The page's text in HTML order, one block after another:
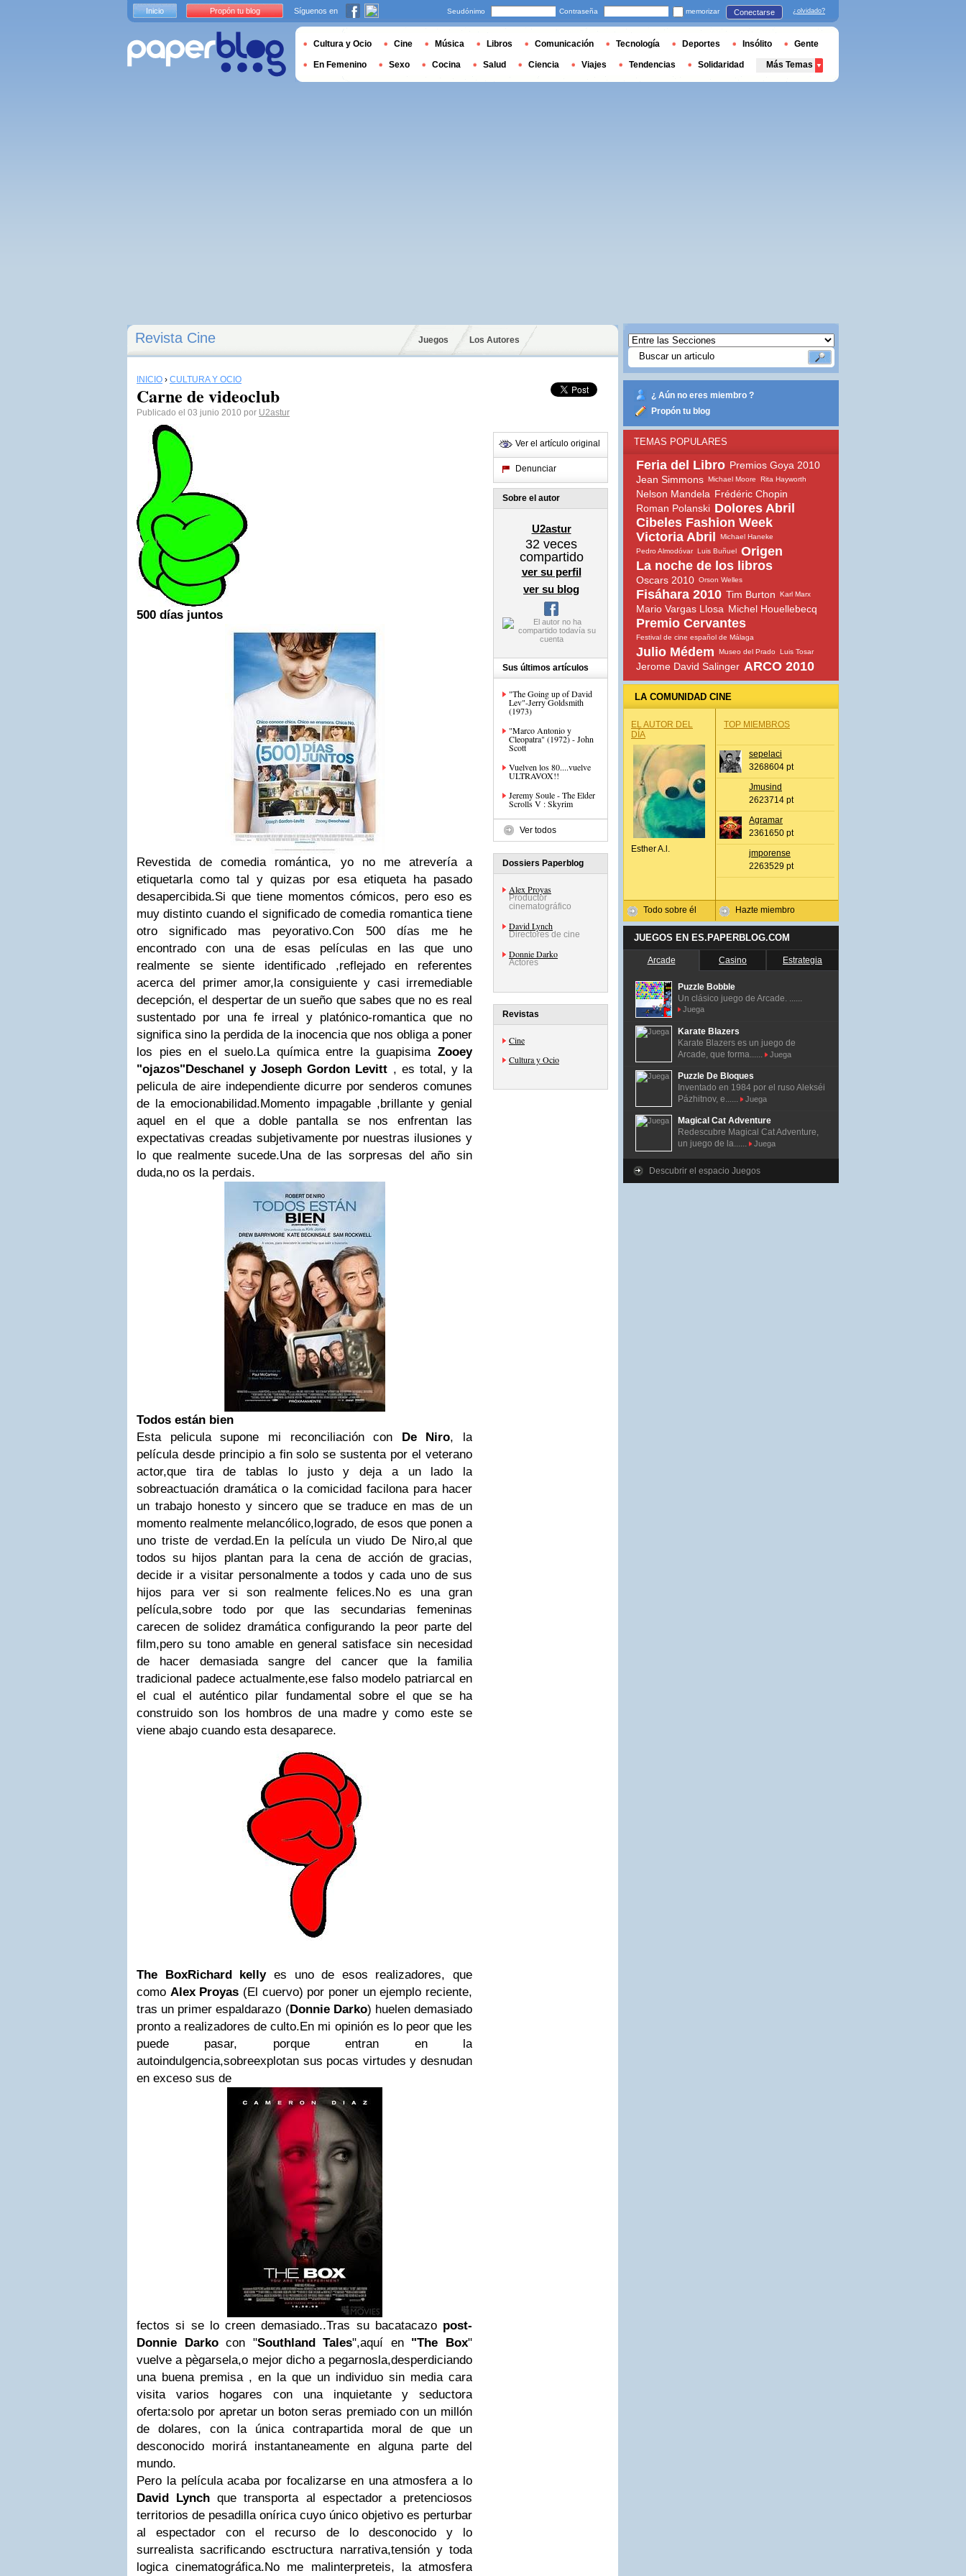
Revista Cine Juegos Los Autores
INICIO › CULTURA Y OCIO
Carne de videoclub
Publicado el 03 junio 2010 por U2astur
500 días juntos
Revestida de comedia romántica, yo no me atrevería a
etiquetarla como tal y quizas por esa etiqueta ha pasado
desapercibida.Si que tiene momentos cómicos, pero eso es
muy distinto cuando el significado de comedia romantica tiene
otro significado mas peyorativo.Con 500 días me he
encontrado con una de esas películas en las que uno
realmente se siente identificado ,reflejado en referentes
acerca del primer amor,la consiguiente y casi irremediable
decepción, el despertar de un sueño que sabes que no es real
sustentado por una fe irreal y platónico-romantica que no
significa sino la perdida de la inocencia que nos obliga a poner
los pies en el suelo.La química entre la guapisima Zooey
"ojazos"Deschanel y Joseph Gordon Levitt , es total, y la
pelicula de aire independiente dicurre por senderos comunes
de la emocionabilidad.Momento impagable ,brillante y genial
aquel en el que a doble pantalla se nos enfrentan las
expectativas creadas subjetivamente por nuestras ilusiones y
lo que realmente sucede.Una de las sorpresas del año sin
duda,no os la perdais.
Todos están bien
Esta pelicula supone mi reconciliación con De Niro, la
película desde principio a fin solo se sustenta por el veterano
actor,que tira de tablas lo justo y deja a un lado la
sobreactuación dramática o la comicidad facilona para hacer
un trabajo honesto y sincero que se traduce en mas de un
momento realmente melancólico,logrado, de esos que ponen a
uno triste de verdad.En la película un viudo De Niro,al que
todos su hijos plantan para la cena de acción de gracias,
decide ir a visitar personalmente a todos y cada uno de sus
hijos para ver si son realmente felices.No es una gran
película,sobre todo por que las secundarias femeninas
carecen de solidez dramática configurando la peor parte del
film,pero su tono amable en general satisface sin necesidad
de hacer demasiada sangre del cancer que la familia
tradicional padece actualmente,ese falso modelo patriarcal en
el cual el auténtico pilar fundamental sobre el que se ha
construido son los hombros de una madre y como este se
viene abajo cuando esta desaparece.
The BoxRichard kellyes uno de esos realizadores, que
como Alex Proyas (El cuervo) por poner un ejemplo reciente,
tras un primer espaldarazo (Donnie Darko) huelen demasiado
pronto a realizadores de culto.En mi opinión es lo peor que les
puede pasar, porque entran en la
autoindulgencia,sobreexplotan sus pocas virtudes y desnudan
en exceso sus de
fectos si se lo creen demasiado..Tras su bacatacazo post-
Donnie Darkocon "Southland Tales",aquí en "The Box"
vuelve a pègarsela,o mejor dicho a pegarnosla,desperdiciando
una buena premisa , en la que un individuo sin media cara
visita varios hogares con una inquietante y seductora
oferta:solo por apretar un boton seras premiado con un millón
de dolares, con la única contrapartida moral de que un
desconocido morirá instantaneamente en alguna parte del
mundo.
Pero la película acaba por focalizarse en una atmosfera a lo
David Lynch que transporta al espectador a pretenciosos
territorios de pesadilla onírica cuyo único objetivo es perturbar
al espectador con el recurso de lo desconocido y lo
surrealista sacrificando esctructura narrativa,tensión y toda
logica cinematográfica.No me malinterpreteis, la atmosfera
Ver el artículo original
Denunciar
Sobre el autor
U2astur
32 veces
compartido
ver su perfil
ver su blog
Sus últimos artículos
"The Going up of David
Lev"-Jerry Goldsmith
(1973)
"Marco Antonio y
Cleopatra" (1972) - John
Scott
Vuelven los 80....vuelve
ULTRAVOX!!
Jeremy Soule - The Elder
Scrolls V : Skyrim
Ver todos
Dossiers Paperblog
Alex Proyas
Productor
cinematográfico
David Lynch
Directores de cine
Donnie Darko
Actores
Revistas
Cine
Cultura y Ocio
¿ Aún no eres miembro ?
Propón tu blog
TEMAS POPULARES
Feria del Libro Premios Goya 2010
Jean Simmons Michael Moore Rita Hayworth
Nelson Mandela Frédéric Chopin
Roman Polanski Dolores Abril
Cibeles Fashion Week
Victoria Abril
Michael Haneke
Pedro Almodóvar Luis Buñuel Origen
La noche de los libros
Oscars 2010 Orson Welles
Fisáhara 2010 Tim Burton Karl Marx
Mario Vargas Llosa Michel Houellebecq
Premio Cervantes
Festival de cine español de Málaga
Julio Médem Museo del Prado Luis Tosar
Jerome David Salinger ARCO 2010
LA COMUNIDAD CINE
EL AUTOR DEL
DÍA
Esther A.l.
Todo sobre él
TOP MIEMBROS
sepelaci
3268604 pt
Jmusind
2623714 pt
Agramar
2361650 pt
jmporense
2263529 pt
Hazte miembro
JUEGOS EN ES.PAPERBLOG.COM
Arcade Casino Estrategia
Puzzle Bobble
Un clásico juego de Arcade. ......
Juega
Karate Blazers
Karate Blazers es un juego de
Arcade, que forma......
Juega
Puzzle De Bloques
Inventado en 1984 por el ruso Alekséi
Pázhitnov, e......
Juega
Magical Cat Adventure
Redescubre Magical Cat Adventure,
un juego de la......
Juega
Descubrir el espacio Juegos
Inicio Propón tu blog Síguenos en Seudónimo Contraseña memorizar Conectarse ¿olvidado?
Cultura y Ocio Cine Música Libros Comunicación Tecnología Deportes Insólito Gente
En Femenino Sexo Cocina Salud Ciencia Viajes Tendencias Solidaridad Más Temas